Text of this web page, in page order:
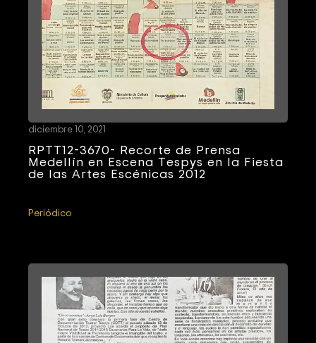
RPTT12-3670- Recorte de Prensa
Medellín en Escena Tespys en la Fiesta
de las Artes Escénicas 2012
diciembre 10, 2021
Periódico